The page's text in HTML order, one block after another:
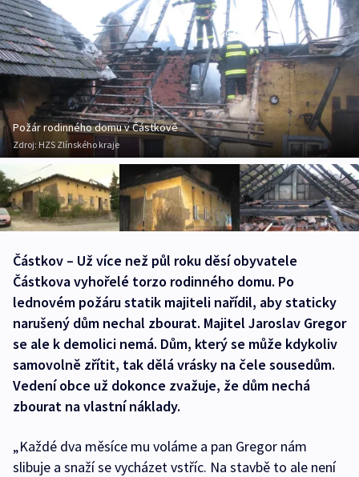
Požár rodinného domu v Částkově
Zdroj: HZS Zlínského kraje
Částkov – Už více než půl roku děsí obyvatele
Částkova vyhořelé torzo rodinného domu. Po
lednovém požáru statik majiteli nařídil, aby staticky
narušený dům nechal zbourat. Majitel Jaroslav Gregor
se ale k demolici nemá. Dům, který se může kdykoliv
samovolně zřítit, tak dělá vrásky na čele sousedům.
Vedení obce už dokonce zvažuje, že dům nechá
zbourat na vlastní náklady.
„Každé dva měsíce mu voláme a pan Gregor nám
slibuje a snaží se vycházet vstříc. Na stavbě to ale není